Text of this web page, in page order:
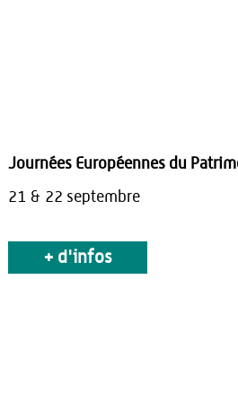
Journées Européennes du
21 & 22 septembre
+ d'infos